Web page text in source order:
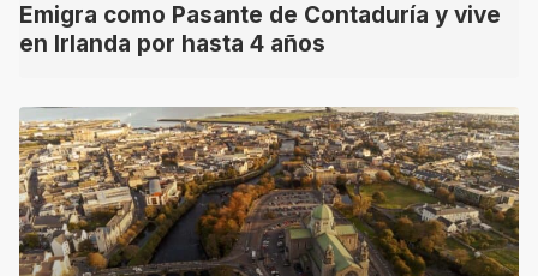
Emigra como Pasante de Contaduría y vive
en Irlanda por hasta 4 años